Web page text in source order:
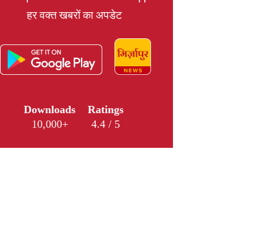
हर वक्त खबरों का अपडेट
Downloads
10,000+
Ratings
4.4 / 5